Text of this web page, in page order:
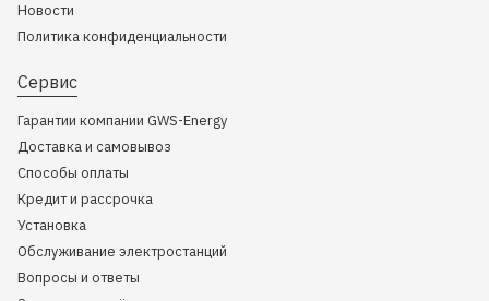
Новости
Политика конфиденциальности
Сервис
Гарантии компании GWS-Energy
Доставка и самовывоз
Способы оплаты
Кредит и рассрочка
Установка
Обслуживание электростанций
Вопросы и ответы